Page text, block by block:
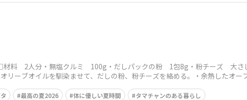
材料 2人分・無塩クルミ 100g・だしパックの粉 1包8g・粉チーズ 大さ
ーブオイルを馴染ませて、だしの粉、粉チーズを絡める。・余熱したオー
最高の夏2026 体に優しい夏時間 タマチャンのある暮らし